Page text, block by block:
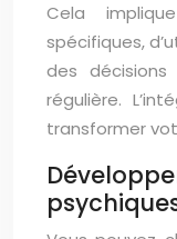
Cela
spécifiques,
des
régulière.
transformer